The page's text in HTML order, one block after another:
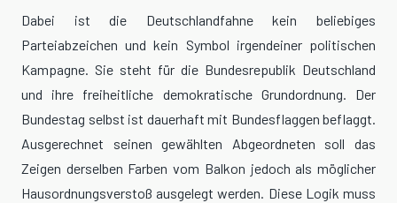
Dabei ist die Deutschlandfahne kein beliebiges
Parteiabzeichen und kein Symbol irgendeiner politischen
Kampagne. Sie steht für die Bundesrepublik Deutschland
und ihre freiheitliche demokratische Grundordnung. Der
Bundestag selbst ist dauerhaft mit Bundesflaggen beflaggt.
Ausgerechnet seinen gewählten Abgeordneten soll das
Zeigen derselben Farben vom Balkon jedoch als möglicher
Hausordnungsverstoß ausgelegt werden. Diese Logik muss